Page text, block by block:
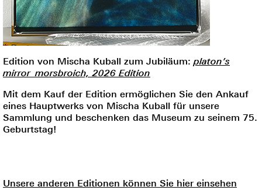
Edition von Mischa Kuball zum Jubiläum: platon’s
mirror_morsbroich, 2026 Edition
Mit dem Kauf der Edition ermöglichen Sie den Ankauf
eines Hauptwerks von Mischa Kuball für unsere
Sammlung und beschenken das Museum zu seinem 75.
Geburtstag!
Unsere anderen Editionen können Sie hier einsehen